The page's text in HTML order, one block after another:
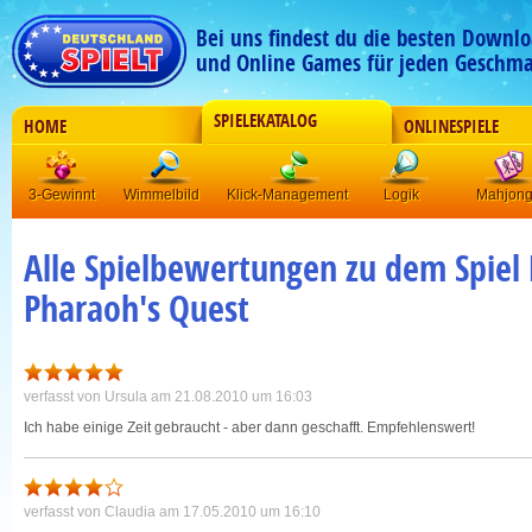
Bei uns findest du die besten
und Online Games für jeden
HOME SPIELEKATALOG ONLINESPIELE
3-Gewinnt Wimmelbild Klick-Management Logik Mahjong
Alle Spielbewertungen zu dem Spiel
Pharaoh's Quest
verfasst von Ursula am 21.08.2010 um 16:03
Ich habe einige Zeit gebraucht - aber dann geschafft. Empfehlenswert!
verfasst von Claudia am 17.05.2010 um 16:10